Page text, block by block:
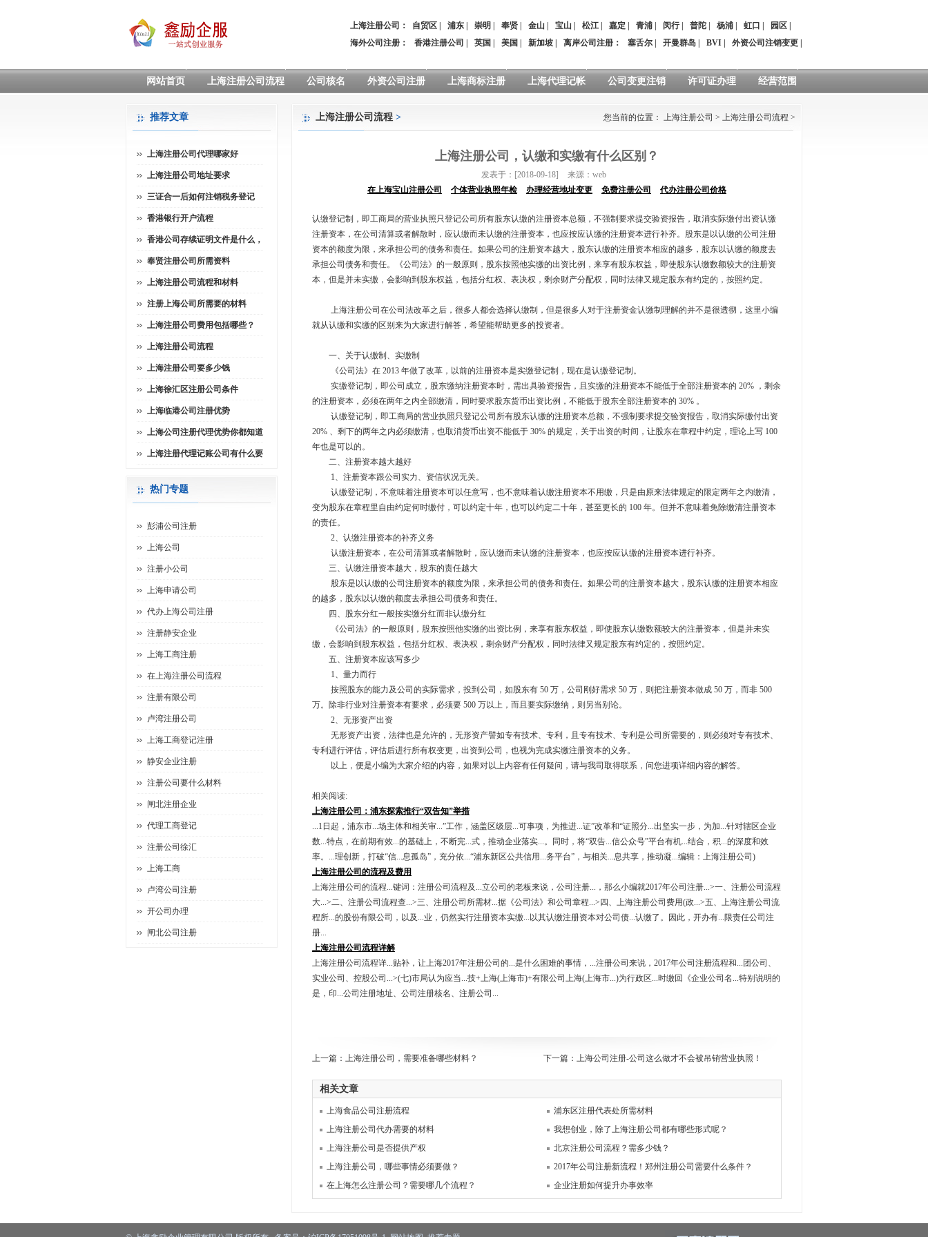
上海注册公司： 自贸区 浦东 崇明 奉贤 金山 宝山 松江 嘉定 青浦 闵行| 普陀 杨浦 虹口 园区
海外公司注册：
香港注册公司 英国 美国 新加坡 离岸公司注册 ： 塞舌尔 开曼群岛 BVI 外资公司注销变更
网站首页 上海注册公司流程 公司核名 外资公司注册 上海商标注册 上海代理记帐 公司变更注销 许可证办理 经营范围
上海注册公司流程 > 您当前的位置： 上海注册公司 > 上海注册公司流程 >
上海注册公司，认缴和实缴有什么区别？
发表于：[2018-09-18]
来源：web
在上海宝山注册公司
个体营业执照年检 办理经营地址变更 免费注册公司 代办注册公司价格
认缴登记制，即工商局的营业执照只登记公司所有股东认缴的注册资本总额，不强制要求提交验资报告，取消实际缴付出资认缴
注册资本，在公司清算或者解散时，应认缴而未认缴的注册资本，也应按应认缴的注册资本进行补齐。股东是以认缴的公司注册
资本的额度为限，来承担公司的债务和责任。如果公司的注册资本越大，股东认缴的注册资本相应的越多，股东以认缴的额度去
承担公司债务和责任。《公司法》的一般原则，股东按照他实缴的出资比例，来享有股东权益，即使股东认缴数额较大的注册资
本，但是并未实缴，会影响到股东权益，包括分红权、表决权，剩余财产分配权，同时法律又规定股东有约定的，按照约定。
上海注册公司在公司法改革之后，很多人都会选择认缴制，但是很多人对于注册资金认缴制理解的并不是很透彻，这里小编
就从认缴和实缴的区别来为大家进行解答，希望能帮助更多的投资者。
一、关于认缴制、实缴制
《公司法》在 2013 年做了改革，以前的注册资本是实缴登记制，现在是认缴登记制。
实缴登记制，即公司成立，股东缴纳注册资本时，需出具验资报告，且实缴的注册资本不能低于全部注册资本的 20% ，剩余
的注册资本，必须在两年之内全部缴清，同时要求股东货币出资比例，不能低于股东全部注册资本的 30% 。
认缴登记制，即工商局的营业执照只登记公司所有股东认缴的注册资本总额，不强制要求提交验资报告，取消实际缴付出资
20% 、剩下的两年之内必须缴清，也取消货币出资不能低于 30% 的规定，关于出资的时间，让股东在章程中约定，理论上写 100
年也是可以的。
二、注册资本越大越好
1、注册资本跟公司实力、资信状况无关。
认缴登记制，不意味着注册资本可以任意写，也不意味着认缴注册资本不用缴，只是由原来法律规定的限定两年之内缴清，
变为股东在章程里自由约定何时缴付，可以约定十年，也可以约定二十年，甚至更长的 100 年。但并不意味着免除缴清注册资本
的责任。
2、认缴注册资本的补齐义务
认缴注册资本，在公司清算或者解散时，应认缴而未认缴的注册资本，也应按应认缴的注册资本进行补齐。
三、认缴注册资本越大，股东的责任越大
股东是以认缴的公司注册资本的额度为限，来承担公司的债务和责任。如果公司的注册资本越大，股东认缴的注册资本相应
的越多，股东以认缴的额度去承担公司债务和责任。
四、股东分红一般按实缴分红而非认缴分红
《公司法》的一般原则，股东按照他实缴的出资比例，来享有股东权益，即使股东认缴数额较大的注册资本，但是并未实
缴，会影响到股东权益，包括分红权、表决权，剩余财产分配权，同时法律又规定股东有约定的，按照约定。
五、注册资本应该写多少
1、量力而行
按照股东的能力及公司的实际需求，投到公司，如股东有 50 万，公司刚好需求 50 万，则把注册资本做成 50 万，而非 500
万。除非行业对注册资本有要求，必须要 500 万以上，而且要实际缴纳，则另当别论。
2、无形资产出资
无形资产出资，法律也是允许的，无形资产譬如专有技术、专利，且专有技术、专利是公司所需要的，则必须对专有技术、
专利进行评估，评估后进行所有权变更，出资到公司，也视为完成实缴注册资本的义务。
以上，便是小编为大家介绍的内容，如果对以上内容有任何疑问，请与我司取得联系，问您进项详细内容的解答。
相关阅读:
上海注册公司：浦东探索推行“双告知”举措
...1日起，浦东市...场主体和相关审...”工作，涵盖区级层...可事项，为推进...证”改革和“证照分...出坚实一步，为加...针对辖区企业
数...特点，在前期有效...的基础上，不断完...式，推动企业落实...。同时，将“双告...信公众号”平台有机...结合，积...的深度和效
率。...理创新，打破“信...息孤岛”，充分依...“浦东新区公共信用...务平台”，与相关...息共享，推动凝...编辑：上海注册公司)
上海注册公司的流程及费用
上海注册公司的流程...键词：注册公司流程及...立公司的老板来说，公司注册...，那么小编就2017年公司注册...>一、注册公司流程
大...>二、注册公司流程查...>三、注册公司所需材...据《公司法》和公司章程...>四、上海注册公司费用(政...>五、上海注册公司流
程所...的股份有限公司，以及...业，仍然实行注册资本实缴...以其认缴注册资本对公司债...认缴了。因此，开办有...限责任公司注
册...
上海注册公司流程详解
上海注册公司流程详...贴补，让上海2017年注册公司的...是什么困难的事情，...注册公司来说，2017年公司注册流程和...团公司、
实业公司、控股公司...>(七)市局认为应当...技+上海(上海市)+有限公司上海(上海市...)为行政区...时缴回《企业公司名...特别说明的
是，印...公司注册地址、公司注册核名、注册公司...
上一篇： 上海注册公司，需要准备哪些材料？ 下一篇： 上海公司注册-公司这么做才不会被吊销营业执照！
相关文章
上海食品公司注册流程
浦东区注册代表处所需材料
上海注册公司代办需要的材料
我想创业，除了上海注册公司都有哪些形式呢？
上海注册公司是否提供产权
北京注册公司流程？需多少钱？
上海注册公司，哪些事情必须要做？
2017年公司注册新流程！郑州注册公司需要什么条件？
在上海怎么注册公司？需要哪几个流程？
企业注册如何提升办事效率
推荐文章
上海注册公司代理哪家好
上海注册公司地址要求
三证合一后如何注销税务登记
香港银行开户流程
香港公司存续证明文件是什么，
奉贤注册公司所需资料
上海注册公司流程和材料
注册上海公司所需要的材料
上海注册公司费用包括哪些？
上海注册公司流程
上海注册公司要多少钱
上海徐汇区注册公司条件
上海临港公司注册优势
上海公司注册代理优势你都知道
上海注册代理记账公司有什么要
热门专题
彭浦公司注册
上海公司
注册小公司
上海申请公司
代办上海公司注册
注册静安企业
上海工商注册
在上海注册公司流程
注册有限公司
卢湾注册公司
上海工商登记注册
静安企业注册
注册公司要什么材料
闸北注册企业
代理工商登记
注册公司徐汇
上海工商
卢湾公司注册
开公司办理
闸北公司注册